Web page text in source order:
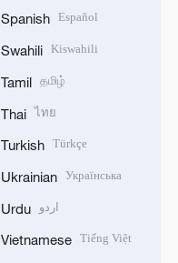
Spanish Español
Swahili Kiswahili
Tamil தமிழ்
Thai ไทย
Turkish Türkçe
Ukrainian Українська
Urdu اردو
Vietnamese Tiếng Việt